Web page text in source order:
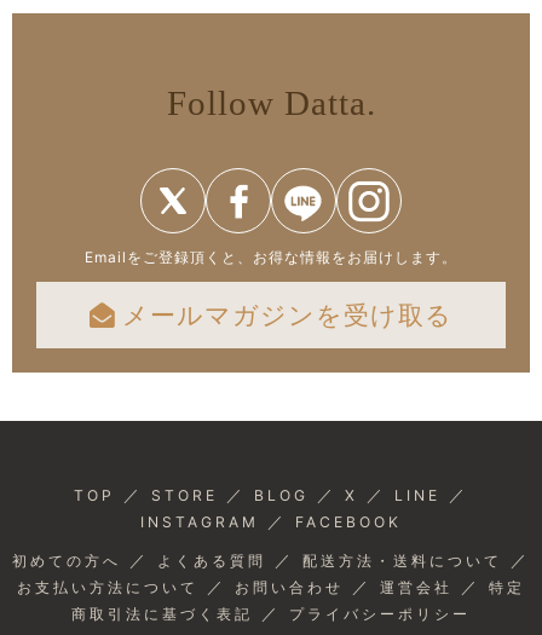
Follow Datta.
Emailをご登録頂くと、お得な情報をお届けします。
メールマガジンを受け取る
TOP ／ STORE ／ BLOG ／ X ／ LINE ／
INSTAGRAM ／ FACEBOOK
初めての方へ ／ よくある質問 ／ 配送方法・送料について ／
お支払い方法について ／ お問い合わせ ／ 運営会社 ／ 特定
商取引法に基づく表記
／ プライバシーポリシー